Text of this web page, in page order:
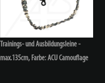
Trainings- und Ausbildungsleine -
max.135cm, Farbe: ACU Camouflage